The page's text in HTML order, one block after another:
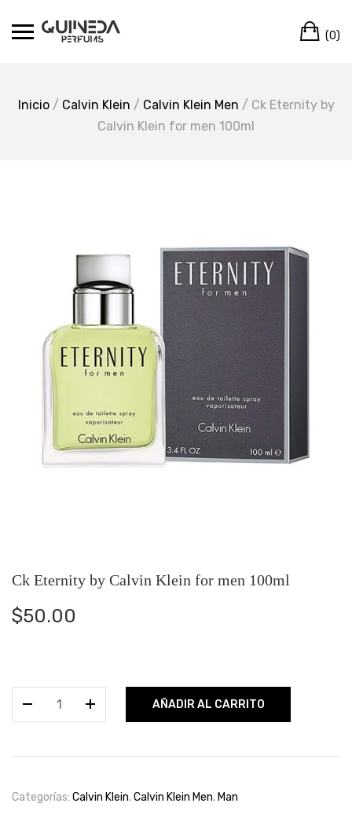
(0)
Inicio/ Calvin Klein / Calvin Klein Men / Ck Eternity by
Calvin Klein for men 100ml
Ck Eternity by Calvin Klein for men 100ml
$50.00
men
AÑADIR AL CARRITO
Categorías: Calvin Klein,Calvin Klein Men, Man